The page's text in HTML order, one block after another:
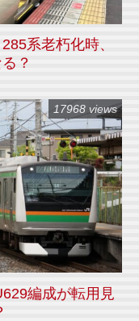
系老朽化時、
？
編成が転用見
17968 views